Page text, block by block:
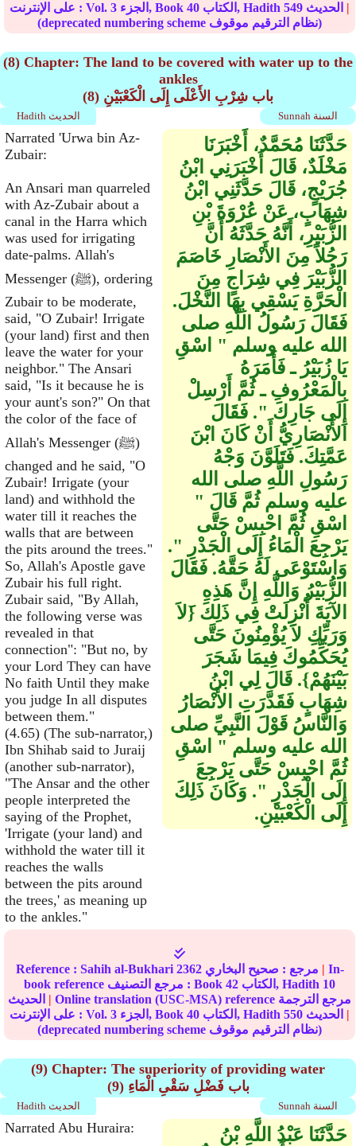
على الإنترنت : Vol. 3 الجزء, Book 40 الكتاب, Hadith 549
|
(deprecated numbering scheme نظام الترقيم موقوف)
(8) Chapter: The land to be covered with water up to the
ankles
(8) باب شِرْبِ الأَعْلَى إِلَى الْكَعْبَيْنِ
Sunnah السنة Hadith الحديث
Narrated 'Urwa bin Az-
Zubair:
An Ansari man quarreled
with Az-Zubair about a
canal in the Harra which
was used for irrigating
date-palms. Allah's
Messenger (ﷺ), ordering
Zubair to be moderate,
said, "O Zubair! Irrigate
(your land) first and then
leave the water for your
neighbor." The Ansari
said, "Is it because he is
your aunt's son?" On that
the color of the face of
Allah's Messenger (ﷺ)
changed and he said, "O
Zubair! Irrigate (your
land) and withhold the
water till it reaches the
walls that are between
the pits around the trees."
So, Allah's Apostle gave
Zubair his full right.
Zubair said, "By Allah,
the following verse was
revealed in that
connection": "But no, by
your Lord They can have
No faith Until they make
you judge In all disputes
between them."
(4.65) (The sub-narrator,)
Ibn Shihab said to Juraij
(another sub-narrator),
"The Ansar and the other
people interpreted the
saying of the Prophet,
'Irrigate (your land) and
withhold the water till it
reaches the walls
between the pits around
the trees,' as meaning up
to the ankles."
حَدَّثَنَا مُحَمَّدٌ، أَخْبَرَنَا
مَخْلَدٌ، قَالَ أَخْبَرَنِي ابْنُ
جُرَيْجٍ، قَالَ حَدَّثَنِي ابْنُ
شِهَابٍ، عَنْ عُرْوَةَ بْنِ
الزُّبَيْرِ، أَنَّهُ حَدَّثَهُ أَنَّ
رَجُلاً مِنَ الأَنْصَارِ خَاصَمَ
الزُّبَيْرَ فِي شِرَاجٍ مِنَ
الْحَرَّةِ يَسْقِي بِهَا النَّخْلَ‏.‏
فَقَالَ رَسُولُ اللَّهِ صلى
الله عليه وسلم ‏"‏ اسْقِ
يَا زُبَيْرُ ـ فَأَمَرَهُ
بِالْمَعْرُوفِ ـ ثُمَّ أَرْسِلْ
إِلَى جَارِكَ ‏"‏‏.‏ فَقَالَ
الأَنْصَارِيُّ أَنْ كَانَ ابْنَ
عَمَّتِكَ‏.‏ فَتَلَوَّنَ وَجْهُ
رَسُولِ اللَّهِ صلى الله
عليه وسلم ثُمَّ قَالَ ‏"‏
اسْقِ ثُمَّ احْبِسْ حَتَّى
يَرْجِعَ الْمَاءُ إِلَى الْجَدْرِ ‏"‏‏.‏
وَاسْتَوْعَى لَهُ حَقَّهُ‏.‏ فَقَالَ
الزُّبَيْرُ وَاللَّهِ إِنَّ هَذِهِ
الآيَةَ أُنْزِلَتْ فِي ذَلِكَ ‏{‏َلاَ
وَرَبِّكِ لاَ يُؤْمِنُونَ حَتَّى
يُحَكِّمُوكَ فِيمَا شَجَرَ
بَيْنَهُمْ‏}‏‏.‏ قَالَ لِي ابْنُ
شِهَابٍ فَقَدَّرَتِ الأَنْصَارُ
وَالنَّاسُ قَوْلَ النَّبِيِّ صلى
الله عليه وسلم ‏"‏ اسْقِ
ثُمَّ احْبِسْ حَتَّى يَرْجِعَ
إِلَى الْجَدْرِ ‏"‏‏.‏ وَكَانَ ذَلِكَ
إِلَى الْكَعْبَيْنِ‏.‏
Reference : Sahih al-Bukhari 2362 مرجع : صحيح البخاري | In-
book reference مرجع التصنيف : Book 42 الكتاب, Hadith 10
| Online translation (USC-MSA) reference مرجع الترجمة
على الإنترنت : Vol. 3 الجزء, Book 40 الكتاب, Hadith 550
|
(deprecated numbering scheme نظام الترقيم موقوف)
(9) Chapter: The superiority of providing water
(9) باب فَضْلِ سَقْىِ الْمَاءِ
Sunnah السنة Hadith الحديث
Narrated Abu Huraira:
حَدَّثَنَا عَبْدُ اللَّهِ بْنُ